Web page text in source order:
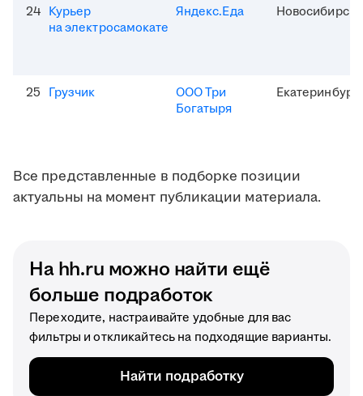
24 Курьер
на электросамокате
Яндекс.Еда Новосибирск
25 Грузчик
ООО Три
Богатыря
Екатеринбург
Все представленные в подборке позиции
актуальны на момент публикации материала.
На hh.ru можно найти ещё
больше подработок
Переходите, настраивайте удобные для вас
фильтры и откликайтесь на подходящие варианты.
Найти подработку